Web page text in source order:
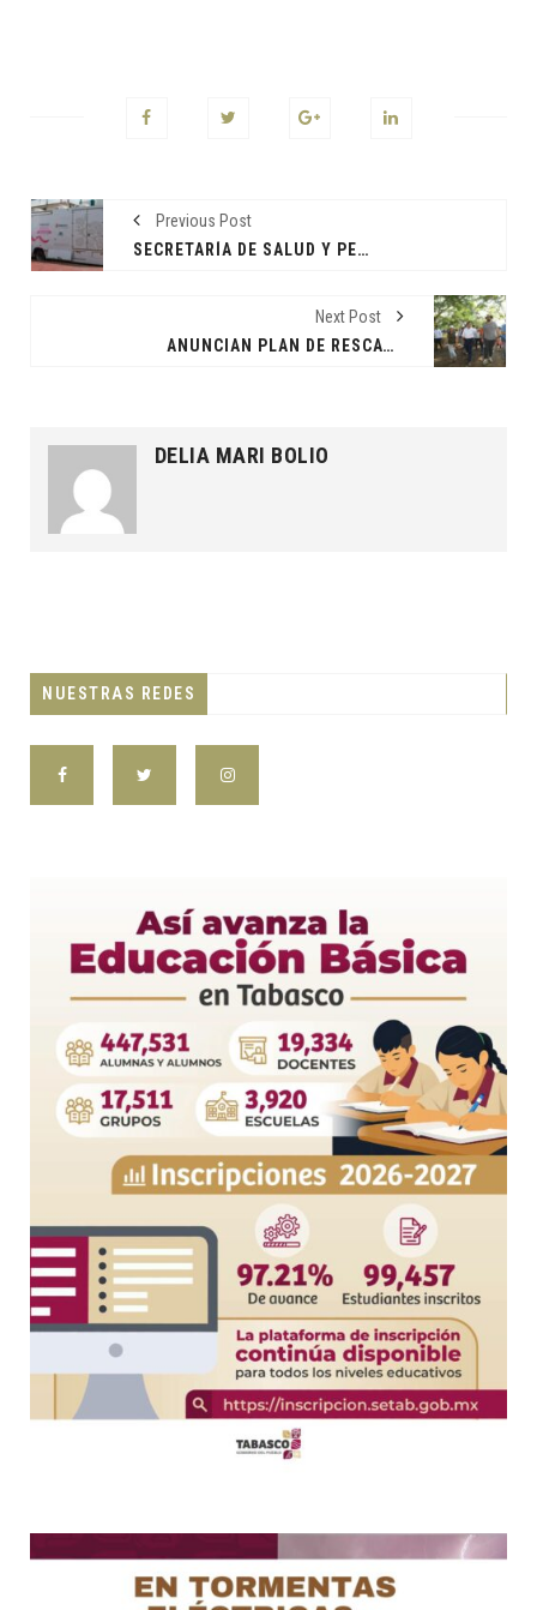
Previous Post
SECRETARÍA DE SALUD Y PEMEX REALIZAN CAMPAÑA GRATUITA DE DETECCIÓN TEMPRANA DE CÁNCER DE MAMA
Next Post
ANUNCIAN PLAN DE RESCATE INTEGRAL PARA PARQUE ESTATAL LAGUNA DEL CAMARÓN
DELIA MARI BOLIO
NUESTRAS REDES